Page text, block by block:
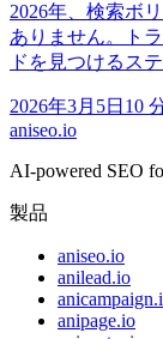
2026年、検索ボ
ありません。ト
ドを見つけるス
2026年3月5日 10
aniseo.io
AI-powered SEO
製品
aniseo.io
anilead.io
anipage.io